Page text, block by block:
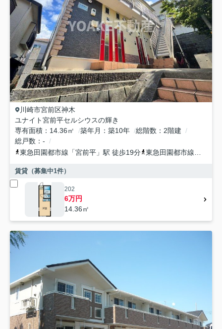
川崎市宮前区神木
ユナイト宮前平セルシウスの輝き
専有面積
14.36㎡ 築年月 築10年 総階数
2階建
総戸数
-
東急田園都市線 「宮前平 」駅 徒歩19分 東急田園都市線
賃貸（募集中1件）
202
6万円
14.36㎡